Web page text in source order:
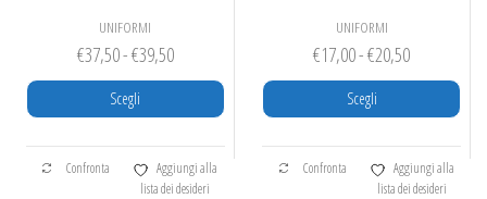
UNIFORMI
€37,50-€39,50Fascia
di
prezzo:
da
€37,50
Scegli
Questo
prodotto
Confronta
Aggiungi alla
lista dei desideri
UNIFORMI
€17,00-€20,50Fascia
di
prezzo:
da
€17,00
Scegli
Questo
prodotto
Confronta
Aggiungi alla
lista dei desideri